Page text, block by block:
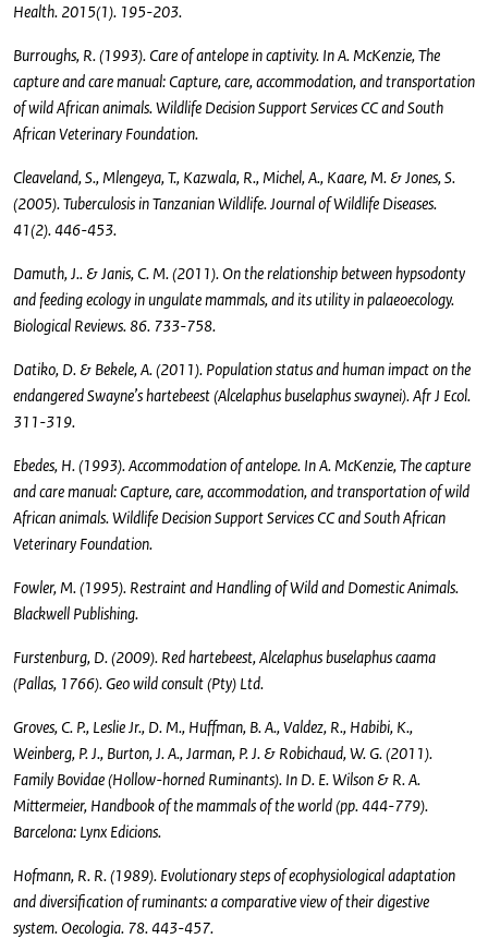
Health. 2015(1). 195-203.
Burroughs, R. (1993). Care of antelope in captivity. In A. McKenzie, The
capture and care manual: Capture, care, accommodation, and transportation
of wild African animals. Wildlife Decision Support Services CC and South
African Veterinary Foundation.
Cleaveland, S., Mlengeya, T., Kazwala, R., Michel, A., Kaare, M. & Jones, S.
(2005). Tuberculosis in Tanzanian Wildlife. Journal of Wildlife Diseases.
41(2). 446-453.
Damuth, J.. & Janis, C. M. (2011). On the relationship between hypsodonty
and feeding ecology in ungulate mammals, and its utility in palaeoecology.
Biological Reviews. 86. 733-758.
Datiko, D. & Bekele, A. (2011). Population status and human impact on the
endangered Swayne’s hartebeest (Alcelaphus buselaphus swaynei). Afr J Ecol.
311-319.
Ebedes, H. (1993). Accommodation of antelope. In A. McKenzie, The capture
and care manual: Capture, care, accommodation, and transportation of wild
African animals. Wildlife Decision Support Services CC and South African
Veterinary Foundation.
Fowler, M. (1995). Restraint and Handling of Wild and Domestic Animals.
Blackwell Publishing.
Furstenburg, D. (2009). Red hartebeest, Alcelaphus buselaphus caama
(Pallas, 1766). Geo wild consult (Pty) Ltd.
Groves, C. P., Leslie Jr., D. M., Huffman, B. A., Valdez, R., Habibi, K.,
Weinberg, P. J., Burton, J. A., Jarman, P. J. & Robichaud, W. G. (2011).
Family Bovidae (Hollow-horned Ruminants). In D. E. Wilson & R. A.
Mittermeier, Handbook of the mammals of the world (pp. 444-779).
Barcelona: Lynx Edicions.
Hofmann, R. R. (1989). Evolutionary steps of ecophysiological adaptation
and diversification of ruminants: a comparative view of their digestive
system. Oecologia. 78. 443-457.